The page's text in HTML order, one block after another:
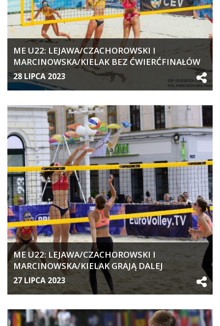
ME U22: LEJAWA/CZACHOROWSKI I
MARCINOWSKA/KIELAK BEZ ĆWIERĆFINAŁÓW
28 LIPCA 2023
ME U22: LEJAWA/CZACHOROWSKI I
MARCINOWSKA/KIELAK GRAJĄ DALEJ
27 LIPCA 2023